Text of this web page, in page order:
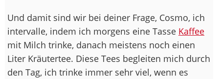
Und damit sind wir bei deiner Frage, Cosmo, ich
intervalle, indem ich morgens eine Tasse Kaffee
mit Milch trinke, danach meistens noch einen
Liter Kräutertee. Diese Tees begleiten mich durch
den Tag, ich trinke immer sehr viel, wenn es